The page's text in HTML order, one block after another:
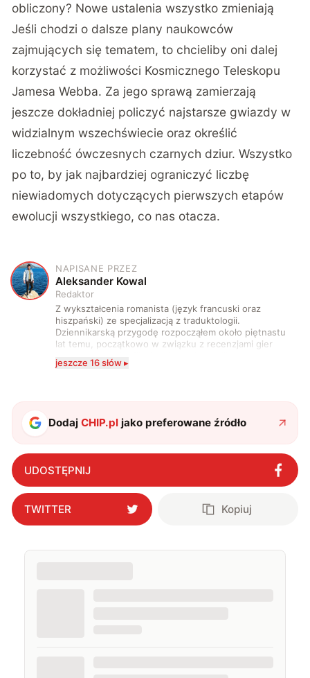
obliczony? Nowe ustalenia wszystko zmieniają
Jeśli chodzi o dalsze plany naukowców
zajmujących się tematem, to chcieliby oni dalej
korzystać z możliwości Kosmicznego Teleskopu
Jamesa Webba. Za jego sprawą zamierzają
jeszcze dokładniej policzyć najstarsze gwiazdy w
widzialnym wszechświecie oraz określić
liczebność ówczesnych czarnych dziur. Wszystko
po to, by jak najbardziej ograniczyć liczbę
niewiadomych dotyczących pierwszych etapów
ewolucji wszystkiego, co nas otacza.
A
NAPISANE PRZEZ
Aleksander Kowal
Redaktor
Z wykształcenia romanista (język francuski oraz
hiszpański) ze specjalizacją z traduktologii.
Dziennikarską przygodę rozpocząłem około piętnastu
lat temu, początkowo w związku z recenzjami gier
komputerowych i filmów. Obecnie publikuję
zdecydowanie częściej na tematy związane z nauką
także uprawiać oraz oglądać sport.
jeszcze 16 słów ▸
DodajCHIP.pl jako preferowane źródło
UDOSTĘPNIJ
TWITTER Kopiuj